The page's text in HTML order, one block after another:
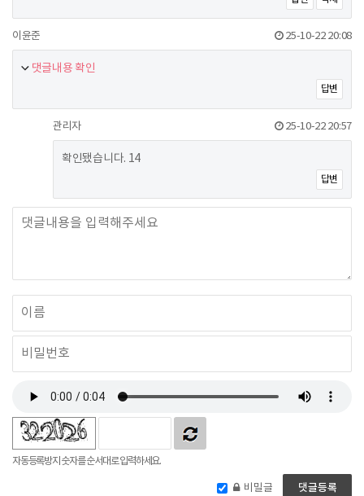
이윤준 25-10-22 20:08
댓글내용 확인
답변
관리자 25-10-22 20:57
확인됐습니다. 14
답변
자동등록방지 숫자를 순서대로 입력하세요.
비밀글